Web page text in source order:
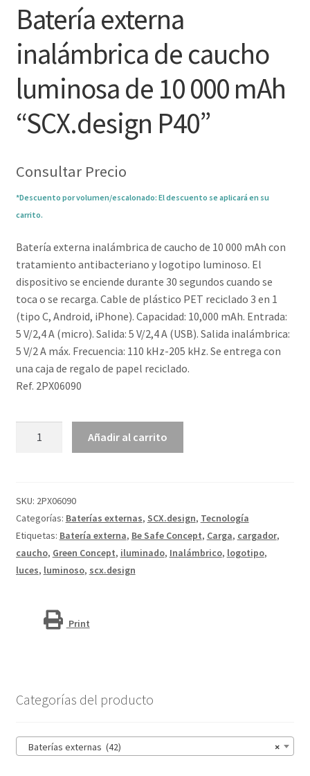
Batería externa
inalámbrica de caucho
luminosa de 10 000 mAh
“SCX.design P40”
Consultar Precio
*Descuento por volumen/escalonado: El descuento se aplicará en su
carrito.
Batería externa inalámbrica de caucho de 10 000 mAh con
tratamiento antibacteriano y logotipo luminoso. El
dispositivo se enciende durante 30 segundos cuando se
toca o se recarga. Cable de plástico PET reciclado 3 en 1
(tipo C, Android, iPhone). Capacidad: 10,000 mAh. Entrada:
5 V/2,4 A (micro). Salida: 5 V/2,4 A (USB). Salida inalámbrica:
5 V/2 A máx. Frecuencia: 110 kHz-205 kHz. Se entrega con
una caja de regalo de papel reciclado.
Ref. 2PX06090
caucho
luminosa
de
10
000 mAh
cantidad
Añadir al carrito
SKU: 2PX06090
Categorías: Baterías externas, SCX.design, Tecnología
Etiquetas: Batería externa, Be Safe Concept, Carga, cargador,
caucho, Green Concept, iluminado, Inalámbrico, logotipo,
luces, luminoso, scx.design
Print
Categorías del producto
×
Baterías externas (42)